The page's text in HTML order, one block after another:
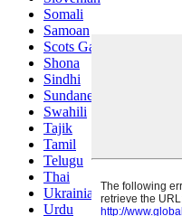
Somali
Samoan
Scots Gaelic
Shona
Sindhi
Sundanese
Swahili
Tajik
Tamil
Telugu
Thai
Ukrainian
Urdu